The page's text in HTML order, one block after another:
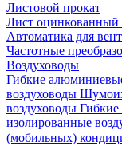
Листовой прокат
Лист оцинкованный
Автоматика для
Частотные
Воздуховоды
Гибкие
воздуховоды
воздуховоды Гибкие
изолированные
(мобильных)